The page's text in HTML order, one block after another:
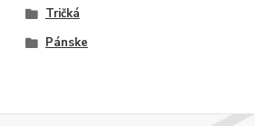
Tričká
Pánske